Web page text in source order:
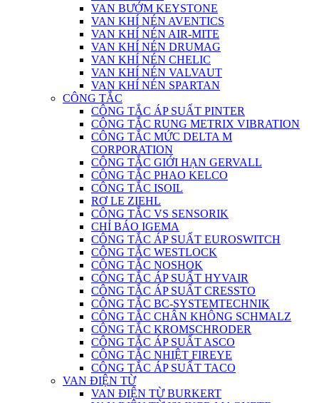
VAN BƯỚM KEYSTONE
VAN KHÍ NÉN AVENTICS
VAN KHÍ NÉN AIR-MITE
VAN KHÍ NÉN DRUMAG
VAN KHÍ NÉN CHELIC
VAN KHÍ NÉN VALVAUT
VAN KHÍ NÉN SPARTAN
CÔNG TẮC
CÔNG TẮC ÁP SUẤT PINTER
CÔNG TẮC RUNG METRIX VIBRATION
CÔNG TẮC MỨC DELTA M
CORPORATION
CÔNG TẮC GIỚI HẠN GERVALL
CÔNG TẮC PHAO KELCO
CÔNG TẮC ISOIL
RƠ LE ZIEHL
CÔNG TẮC VS SENSORIK
CHỈ BÁO IGEMA
CÔNG TẮC ÁP SUẤT EUROSWITCH
CÔNG TẮC WESTLOCK
CÔNG TẮC NOSHOK
CÔNG TẮC ÁP SUẤT HYVAIR
CÔNG TẮC ÁP SUẤT CRESSTO
CÔNG TẮC BC-SYSTEMTECHNIK
CÔNG TẮC CHÂN KHÔNG SCHMALZ
CÔNG TẮC KROMSCHRODER
CÔNG TẮC ÁP SUẤT ASCO
CÔNG TẮC NHIỆT FIREYE
CÔNG TẮC ÁP SUẤT TACO
VAN ĐIỆN TỪ
VAN ĐIỆN TỪ BURKERT